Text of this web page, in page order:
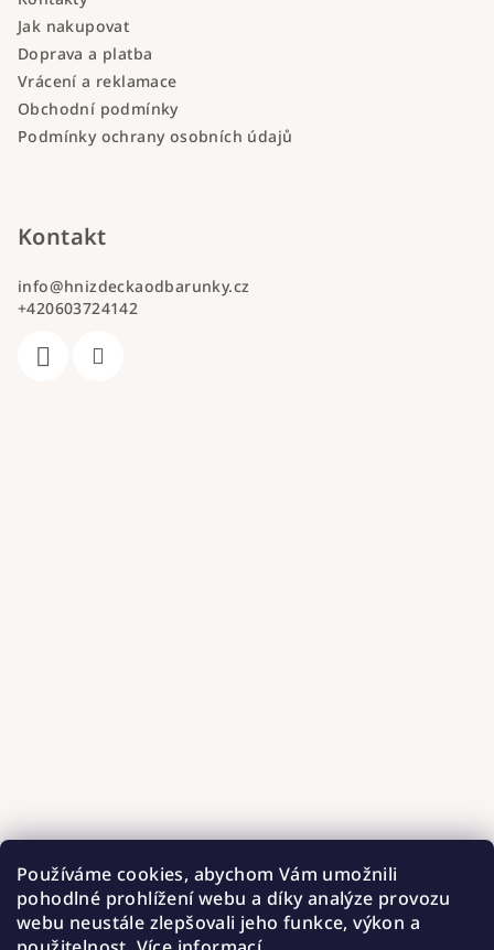
Používáme cookies, abychom Vám umožnili
pohodlné prohlížení webu a díky analýze provozu
webu neustále zlepšovali jeho funkce, výkon a
Jak nakupovat
Doprava a platba
Vrácení a reklamace
Obchodní podmínky
Podmínky ochrany osobních údajů
Kontakt
info@hnizdeckaodbarunky.cz
+420603724142